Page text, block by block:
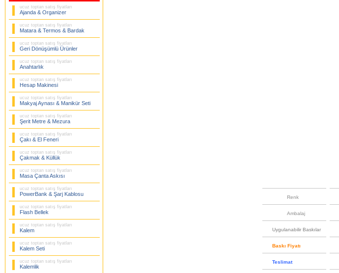
ucuz toptan satış fiyatları
Ajanda & Organizer
ucuz toptan satış fiyatları
Matara & Termos & Bardak
ucuz toptan satış fiyatları
Geri Dönüşümlü Ürünler
ucuz toptan satış fiyatları
Anahtarlık
ucuz toptan satış fiyatları
Hesap Makinesi
ucuz toptan satış fiyatları
Makyaj Aynası & Manikür Seti
ucuz toptan satış fiyatları
Şerit Metre & Mezura
ucuz toptan satış fiyatları
Çakı & El Feneri
ucuz toptan satış fiyatları
Çakmak & Küllük
ucuz toptan satış fiyatları
Masa Çanta Askısı
ucuz toptan satış fiyatları
PowerBank & Şarj Kablosu
ucuz toptan satış fiyatları
Flash Bellek
ucuz toptan satış fiyatları
Kalem
ucuz toptan satış fiyatları
Kalem Seti
ucuz toptan satış fiyatları
Kalemlik
Renk
Ambalaj
Uygulanabilir Baskılar
Baskı Fiyatı
Teslimat